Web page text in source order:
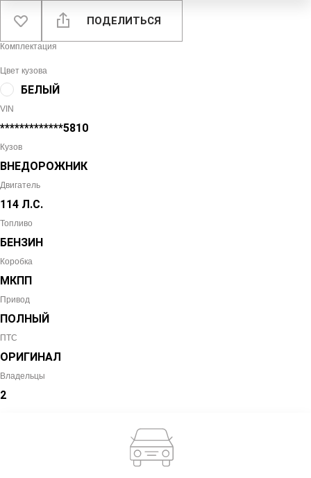
ПОДЕЛИТЬСЯ
Комплектация
Цвет кузова
БЕЛЫЙ
VIN
*************5810
Кузов
ВНЕДОРОЖНИК
Двигатель
114 Л.С.
Топливо
БЕНЗИН
Коробка
МКПП
Привод
ПОЛНЫЙ
ПТС
ОРИГИНАЛ
Владельцы
2